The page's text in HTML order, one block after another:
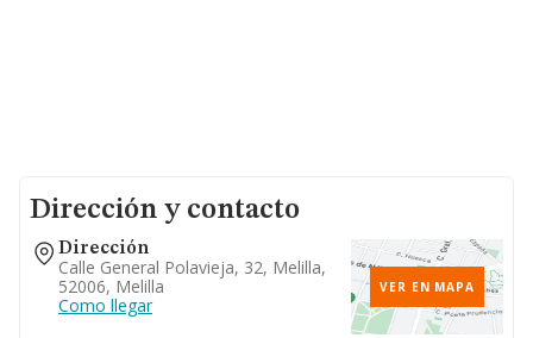
Dirección y contacto
Dirección
Calle General Polavieja, 32, Melilla,
52006, Melilla
Como llegar
VER EN MAPA